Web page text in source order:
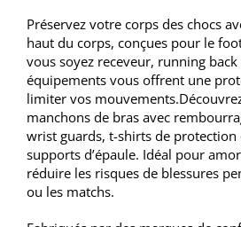
Préservez votre corps des chocs
haut du corps, conçues pour le
vous soyez receveur, running
équipements vous offrent une
limiter vos
manchons de bras avec
wrist guards, t-shirts de protection
supports d’épaule. Idéal pour
réduire les risques de blessures
ou les matchs.